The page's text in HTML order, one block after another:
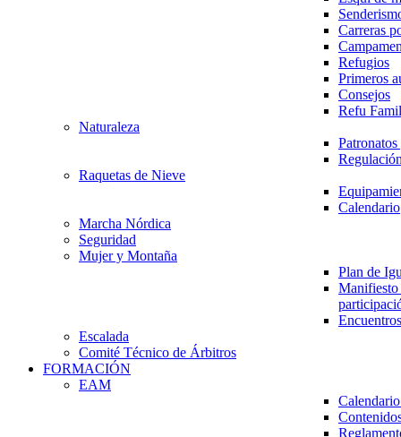
Carreras
Refugios
Primeros
Consejos
Refu
Naturaleza
Raquetas de Nieve
Calendario
Marcha Nórdica
Seguridad
Mujer y Montaña
Plan de
Escalada
Comité Técnico de Árbitros
FORMACIÓN
EAM